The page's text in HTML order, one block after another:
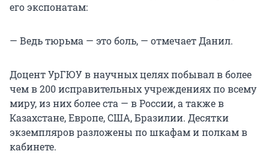
его экспонатам:
— Ведь тюрьма — это боль, — отмечает Данил.
Доцент УрГЮУ в научных целях побывал в более
чем в 200 исправительных учреждениях по всему
миру, из них более ста — в России, а также в
Казахстане, Европе, США, Бразилии. Десятки
экземпляров разложены по шкафам и полкам в
кабинете.